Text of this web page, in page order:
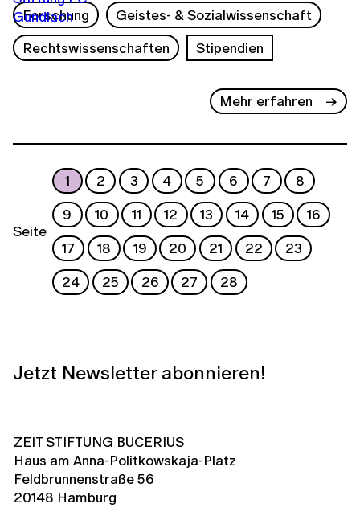
Forschung
Geistes- & Sozialwissenschaft
Rechtswissenschaften
Stipendien
Mehr erfahren
Seite
1 2 3 4 5 6 7
8
9
10 11 12 13 14 15
16
17
18 19 20 21 22
23
24
25 26 27 28
Jetzt Newsletter abonnieren!
ZEIT STIFTUNG BUCERIUS
Haus am Anna-Politkowskaja-Platz
Feldbrunnenstraße 56
20148 Hamburg